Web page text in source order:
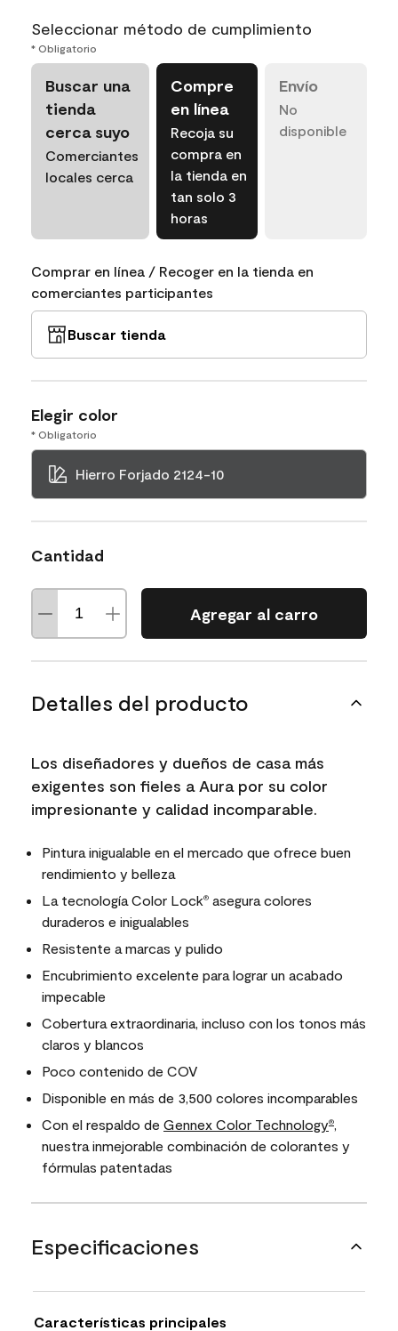
Seleccionar método de cumplimiento
* Obligatorio
Buscar una
tienda
cerca suyo
Comerciantes
locales cerca
Compre
en línea
Recoja su
compra en
la tienda en
tan solo 3
horas
Envío
No
disponible
Comprar en línea / Recoger en la tienda en
comerciantes participantes
Buscar tienda
Elegir color
* Obligatorio
Hierro Forjado 2124-10
Cantidad
Agregar al carro
Detalles del producto
Los diseñadores y dueños de casa más
exigentes son fieles a Aura por su color
impresionante y calidad incomparable.
Pintura inigualable en el mercado que ofrece buen
rendimiento y belleza
La tecnología Color Lock® asegura colores
duraderos e inigualables
Resistente a marcas y pulido
Encubrimiento excelente para lograr un acabado
impecable
Cobertura extraordinaria, incluso con los tonos más
claros y blancos
Poco contenido de COV
Disponible en más de 3,500 colores incomparables
Con el respaldo de Gennex Color Technology®,
nuestra inmejorable combinación de colorantes y
fórmulas patentadas
Especificaciones
Características principales